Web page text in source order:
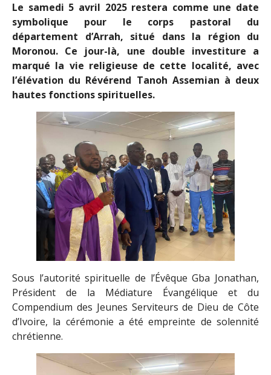
Le samedi 5 avril 2025 restera comme une date
symbolique pour le corps pastoral du
département d’Arrah, situé dans la région du
Moronou. Ce jour-là, une double investiture a
marqué la vie religieuse de cette localité, avec
l’élévation du Révérend Tanoh Assemian à deux
hautes fonctions spirituelles.
Sous l’autorité spirituelle de l’Évêque Gba Jonathan,
Président de la Médiature Évangélique et du
Compendium des Jeunes Serviteurs de Dieu de Côte
d’Ivoire, la cérémonie a été empreinte de solennité
chrétienne.